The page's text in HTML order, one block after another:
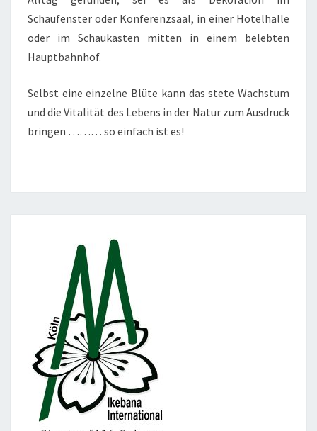
Schaufenster oder Konferenzsaal, in einer Hotelhalle
oder im Schaukasten mitten in einem belebten
Hauptbahnhof.
Selbst eine einzelne Blüte kann das stete Wachstum
und die Vitalität des Lebens in der Natur zum Ausdruck
bringen ……… so einfach ist es!